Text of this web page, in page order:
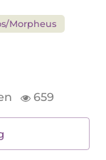
Morpheus
659